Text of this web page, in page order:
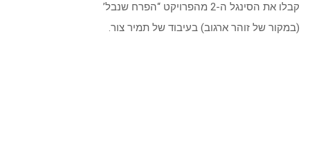
קבלו את הסינגל ה-2 מהפרויקט “הפרח שנבל’
(במקור של זוהר ארגוב) בעיבוד של תמיר צור.